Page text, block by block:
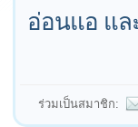
อ่อนแอ แล
ร่วมเป็นสมาชิก: